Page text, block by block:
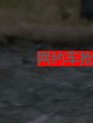
网约车